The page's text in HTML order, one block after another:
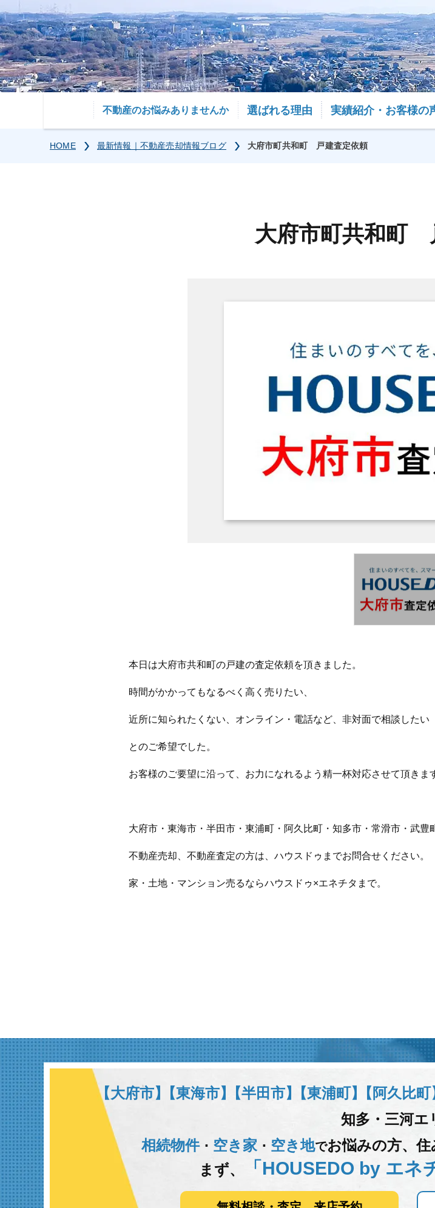
不動産のお悩みありませんか 選ばれる理由 実績紹介・お客様の
HOME 最新情報｜不動産売却情報ブログ 大府市町共和町 戸建査定依頼
大府市町共和町
本日は大府市共和町の戸建の査定依頼を頂きました。
時間がかかってもなるべく高く売りたい、
近所に知られたくない、オンライン・電話など、非対面で相談したい
とのご希望でした。
お客様のご要望に沿って、お力になれるよう精一杯対応させて頂きま
大府市・東海市・半田市・東浦町・阿久比町・知多市・常滑市・武豊
不動産売却、不動産査定の方は、ハウスドゥまでお問合せください。
家・土地・マンション売るならハウスドゥ×エネチタまで。
【大府市】 【東海市】 【半田市】 【東浦町】 【阿久比町
知多・三河エ
相続物件･ 空き家･ 空き地でお悩みの方、住
まず、 「HOUSEDO by エネ